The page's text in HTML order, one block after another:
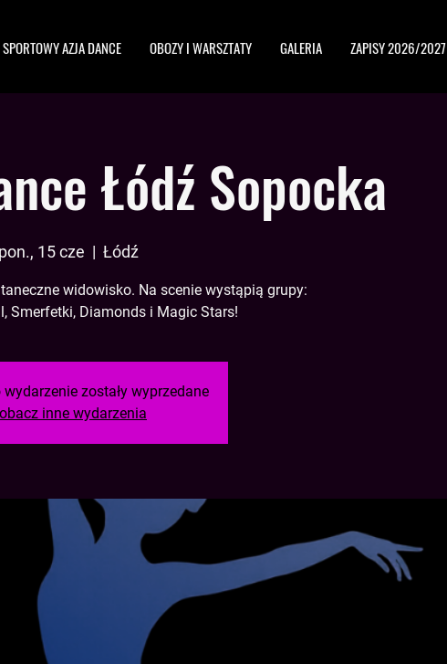
AZJA DANCE OBOZY I WARSZTATY GALERIA ZAPISY 2026/2027
Łódź Sopocka
pon., 15 cze
  |
Łódź
widowisko. Na scenie wystąpią grupy:
Smerfetki, Diamonds i Magic Stars!
zostały wyprzedane
inne wydarzenia